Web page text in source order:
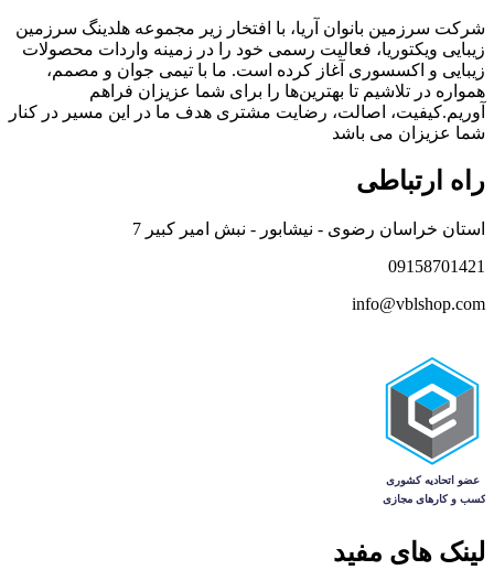
شرکت سرزمین بانوان آریا، با افتخار زیر مجموعه هلدینگ سرزمین
زیبایی ویکتوریا، فعالیت رسمی خود را در زمینه واردات محصولات
زیبایی و اکسسوری آغاز کرده است. ما با تیمی جوان و مصمم،
همواره در تلاشیم تا بهترین‌ها را برای شما عزیزان فراهم
آوریم.کیفیت، اصالت، رضایت مشتری هدف ما در این مسیر در کنار
شما عزیزان می باشد
راه ارتباطی
استان خراسان رضوی - نیشابور - نبش امیر کبیر 7
09158701421
info@vblshop.com
لینک های مفید